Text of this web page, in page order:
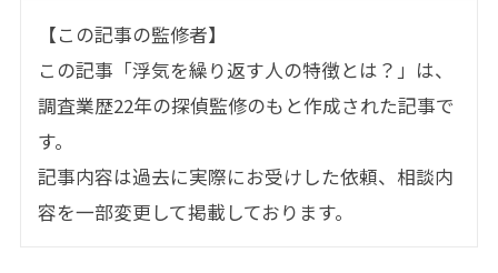
【この記事の監修者】
この記事「浮気を繰り返す人の特徴とは？」は、
調査業歴22年の探偵監修のもと作成された記事で
す。
記事内容は過去に実際にお受けした依頼、相談内
容を一部変更して掲載しております。